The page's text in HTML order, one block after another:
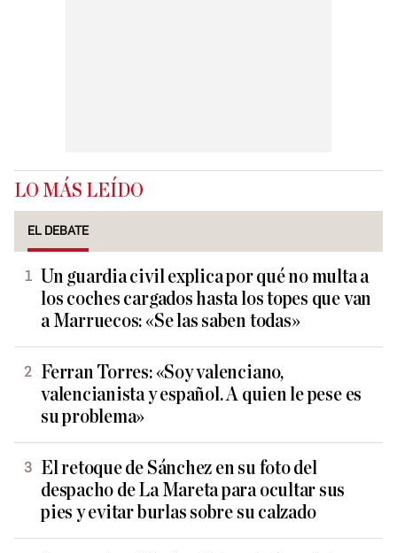
LO MÁS LEÍDO
EL DEBATE
Un guardia civil explica por qué no multa a
los coches cargados hasta los topes que van
a Marruecos: «Se las saben todas»
Ferran Torres: «Soy valenciano,
valencianista y español. A quien le pese es
su problema»
El retoque de Sánchez en su foto del
despacho de La Mareta para ocultar sus
pies y evitar burlas sobre su calzado